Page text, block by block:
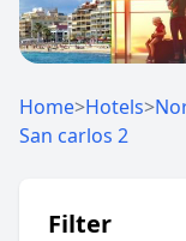
Home>Hotels>
San carlos 2
Filter